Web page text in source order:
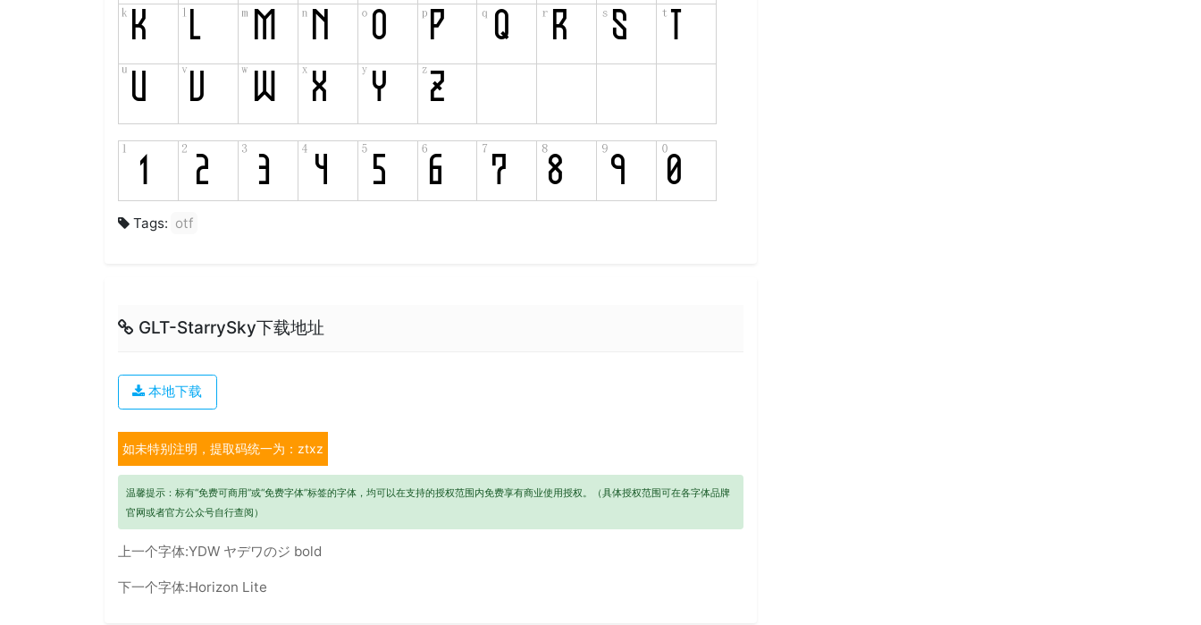
Tags: otf
GLT-StarrySky下载地址
本地下载
如未特别注明，提取码统一为：ztxz
温馨提示：标有“免费可商用”或“免费字体”标签的字体，均可以在支持的授权范围内免费享有商业使用授权。（具体授权范围可在各字体品牌
官网或者官方公众号自行查阅）
上一个字体:YDW ヤデワのジ bold
下一个字体:Horizon Lite